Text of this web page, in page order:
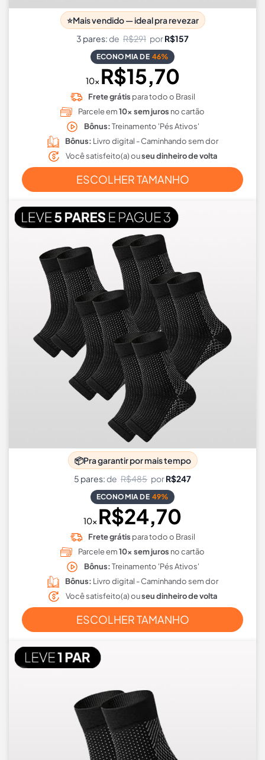
⭐Mais vendido — ideal pra revezar
3 pares:de R$291 porR$157
ECONOMIA DE 46%
10x R$15,70
Frete grátis para todo o Brasil
Parcele em10x sem juros no cartão
Bônus:Treinamento 'Pés Ativos'
Bônus: Livro digital - Caminhando sem dor
Você satisfeito(a) ouseu dinheiro de volta
ESCOLHER TAMANHO
📦Pra garantir por mais tempo
5 pares:de R$485 porR$247
ECONOMIA DE 49%
10x R$24,70
Frete grátis para todo o Brasil
Parcele em10x sem juros no cartão
Bônus:Treinamento 'Pés Ativos'
Bônus: Livro digital - Caminhando sem dor
Você satisfeito(a) ouseu dinheiro de volta
ESCOLHER TAMANHO